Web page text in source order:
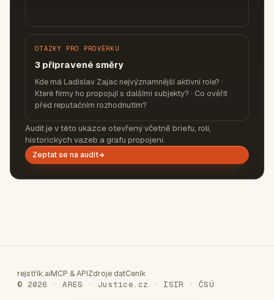
OTÁZKY PRO PROVĚRKU
3 připravené směry
Kde má Ladislav Zajac nejvýznamnější aktivní role? ·
Které firmy ho propojují s dalšími subjekty? · Co ověřit
před reputačním rozhodnutím?
Audit je v této ukázce otevřený včetně briefu, rolí,
historických vazeb a grafu propojení.
Zeptat se na audit
rejstřík.aiMCP & APIZdroje datCeník
© 2026 · ARES · Justice.cz · ISIR · ČSÚ